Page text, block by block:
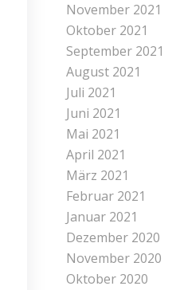
November 2021
Oktober 2021
September 2021
August 2021
Juli 2021
Juni 2021
Mai 2021
April 2021
März 2021
Februar 2021
Januar 2021
Dezember 2020
November 2020
Oktober 2020